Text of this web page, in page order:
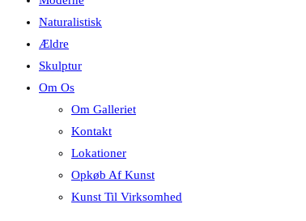
Naturalistisk
Ældre
Skulptur
Om Os
Om Galleriet
Kontakt
Lokationer
Opkøb Af Kunst
Kunst Til Virksomhed